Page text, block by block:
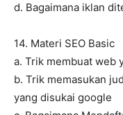
d. Bagaimana iklan
14. Materi SEO Basic
a. Trik membuat web
b. Trik memasukan
yang disukai google